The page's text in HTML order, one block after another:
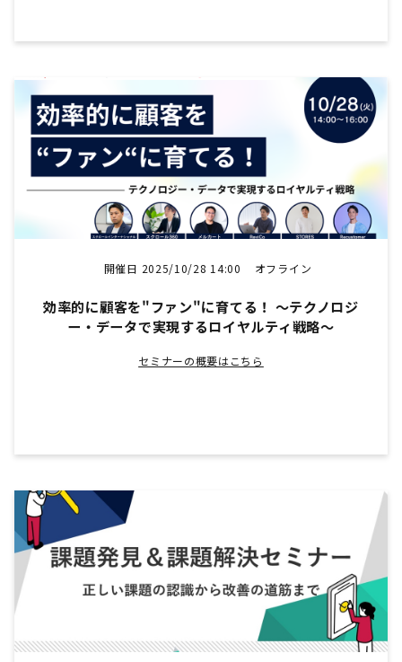
開催日 2025/10/28 14:00 オフライン
効率的に顧客を"ファン"に育てる！ 〜テクノロジ
ー・データで実現するロイヤルティ戦略〜
セミナーの概要はこちら